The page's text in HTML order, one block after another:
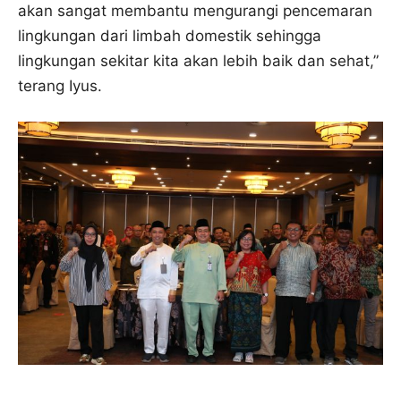
akan sangat membantu mengurangi pencemaran
lingkungan dari limbah domestik sehingga
lingkungan sekitar kita akan lebih baik dan sehat,”
terang Iyus.